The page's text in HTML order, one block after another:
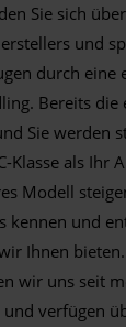
Sie sich
und
durch
Bereits die
Sie werden
Klasse als Ihr
Modell
kennen und
Ihnen
wir uns seit
verfügen